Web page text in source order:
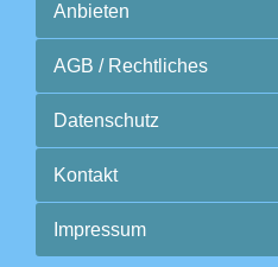
Anbieten
AGB / Rechtliches
Datenschutz
Kontakt
Impressum